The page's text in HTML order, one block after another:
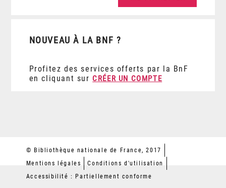
NOUVEAU À LA BNF ?
Profitez des services offerts par la BnF
en cliquant sur CRÉER UN COMPTE
© Bibliothèque nationale de France, 2017
Mentions légales
Conditions d'utilisation
Accessibilité : Partiellement conforme